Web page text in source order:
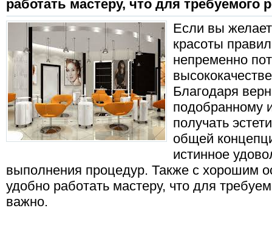
работать мастеру, что для требуемого
Если вы
красоты
непременно
Благодаря
подобранному
получать
общей
истинное
выполнения процедур. Также с хорошим
удобно работать мастеру, что для
важно.